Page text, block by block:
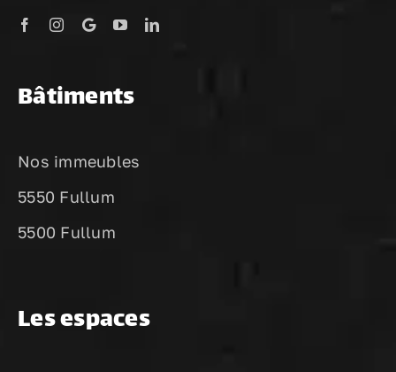
Bâtiments
Nos immeubles
5550 Fullum
5500 Fullum
Les espaces